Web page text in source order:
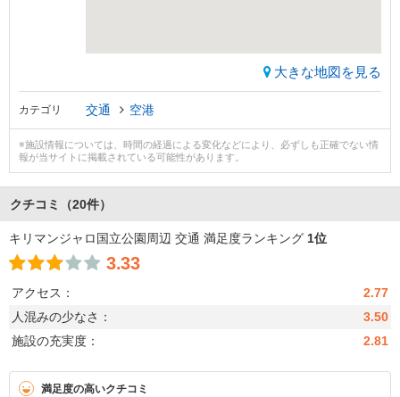
大きな地図を見る
カテゴリ 交通 空港
※施設情報については、時間の経過による変化などにより、必ずしも正確でない情
報が当サイトに掲載されている可能性があります。
クチコミ （20件）
キリマンジャロ国立公園周辺 交通 満足度ランキング 1位
3.33
アクセス：
2.77
人混みの少なさ：
3.50
施設の充実度：
2.81
満足度の高いクチコミ